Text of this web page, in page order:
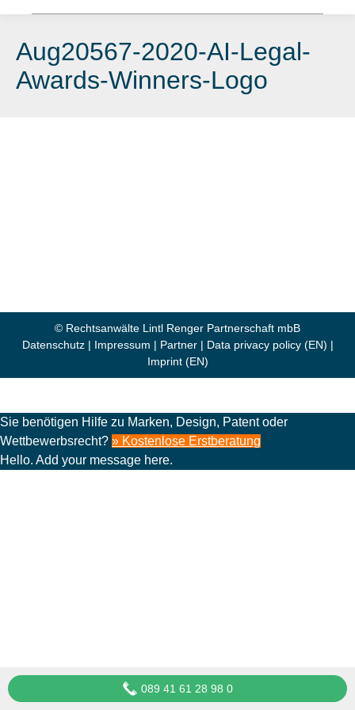
Aug20567-2020-AI-Legal-
Awards-Winners-Logo
© Rechtsanwälte Lintl Renger Partnerschaft mbB
Datenschutz| Impressum | Partner| Data privacy policy (EN) |
Imprint (EN)
089 41 61 28 98 0
Sie benötigen Hilfe zu Marken, Design, Patent oder
Wettbewerbsrecht? » Kostenlose Erstberatung
Hello. Add your message here.